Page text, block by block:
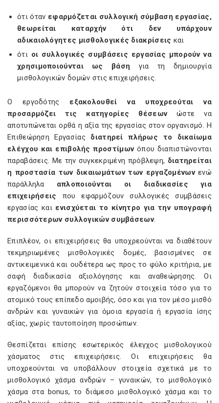
ότι όταν εφαρμόζεται συλλογική σύμβαση εργασίας,
θεωρείται καταρχήν ότι δεν υπάρχουν
αδικαιολόγητες μισθολογικές διακρίσεις και
ότι οι συλλογικές συμβάσεις εργασίας μπορούν να
χρησιμοποιούνται ως βάση για τη δημιουργία
μισθολογικών δομών στις επιχειρήσεις.
Ο εργοδότης εξακολουθεί να υποχρεούται να
προσαρμόζει τις κατηγορίες θέσεωνώστε να
αποτυπώνεται ορθά η αξία της εργασίας στον οργανισμό. Η
Επιθεώρηση Εργασίας διατηρεί πλήρως το δικαίωμα
ελέγχου και επιβολής προστίμωνόπου διαπιστώνονται
παραβάσεις. Με την συγκεκριμένη πρόβλεψη, διατηρείται
η προστασία των δικαιωμάτων των εργαζομένωνενώ
παράλληλα απλοποιούνται οι διαδικασίες για
επιχειρήσεις που εφαρμόζουν συλλογικές συμβάσεις
εργασίας και ενισχύεται το κίνητρο για την υπογραφή
περισσότερων συλλογικών συμβάσεων.
Επιπλέον, οι επιχειρήσεις θα υποχρεούνται να διαθέτουν
τεκμηριωμένες μισθολογικές δομές, βασισμένες σε
αντικειμενικά και ουδέτερα ως προς το φύλο κριτήρια, με
σαφή διαδικασία αξιολόγησης και αναθεώρησης. Οι
εργαζόμενοι θα μπορούν να ζητούν στοιχεία τόσο για το
ατομικό τους επίπεδο αμοιβής, όσο και για τον μέσο μισθό
ανδρών και γυναικών για όμοια εργασία ή εργασία ίσης
αξίας, χωρίς ταυτοποίηση προσώπων.
Θεσπίζεται επίσης εσωτερικός έλεγχος μισθολογικού
χάσματος στις επιχειρήσεις. Οι επιχειρήσεις θα
υποχρεούνται να υποβάλλουν στοιχεία σχετικά με το
μισθολογικό χάσμα ανδρών – γυναικών, το μισθολογικό
χάσμα στα bonus, το διάμεσο μισθολογικό χάσμα και το